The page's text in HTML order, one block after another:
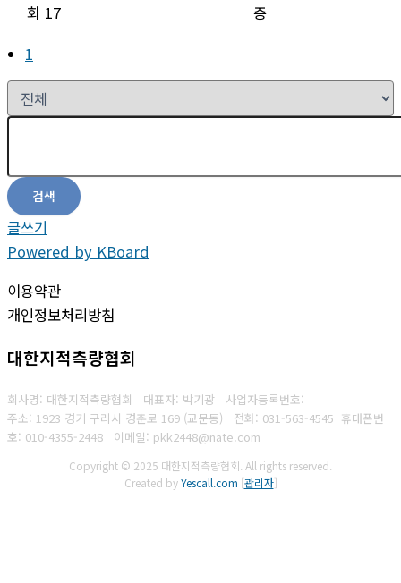
회 17
증
1
검색
글쓰기
Powered by KBoard
이용약관
개인정보처리방침
대한지적측량협회
회사명: 대한지적측량협회 대표자: 박기광 사업자등록번호:
주소: 1923 경기 구리시 경춘로 169 (교문동) 전화: 031-563-4545 휴대폰번
호: 010-4355-2448 이메일: pkk2448@nate.com
Copyright © 2025 대한지적측량협회. All rights reserved.
Created byYescall.com [관리자]